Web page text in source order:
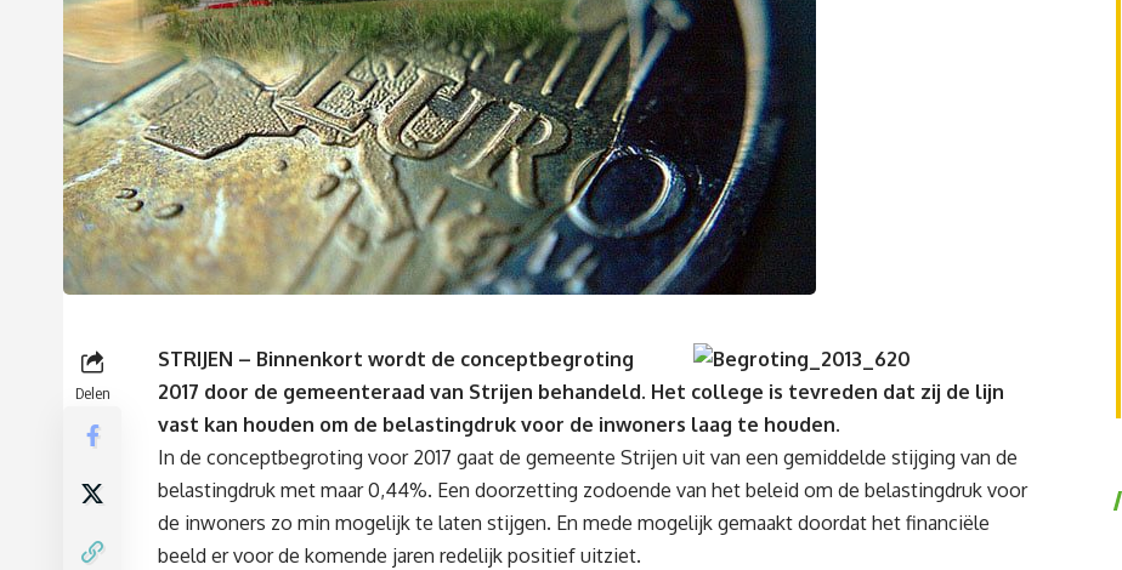
Delen
STRIJEN – Binnenkort wordt de conceptbegroting
2017 door de gemeenteraad van Strijen behandeld. Het college is tevreden dat zij de lijn
vast kan houden om de belastingdruk voor de inwoners laag te houden.
In de conceptbegroting voor 2017 gaat de gemeente Strijen uit van een gemiddelde stijging van de
belastingdruk met maar 0,44%. Een doorzetting zodoende van het beleid om de belastingdruk voor
de inwoners zo min mogelijk te laten stijgen. En mede mogelijk gemaakt doordat het financiële
beeld er voor de komende jaren redelijk positief uitziet.